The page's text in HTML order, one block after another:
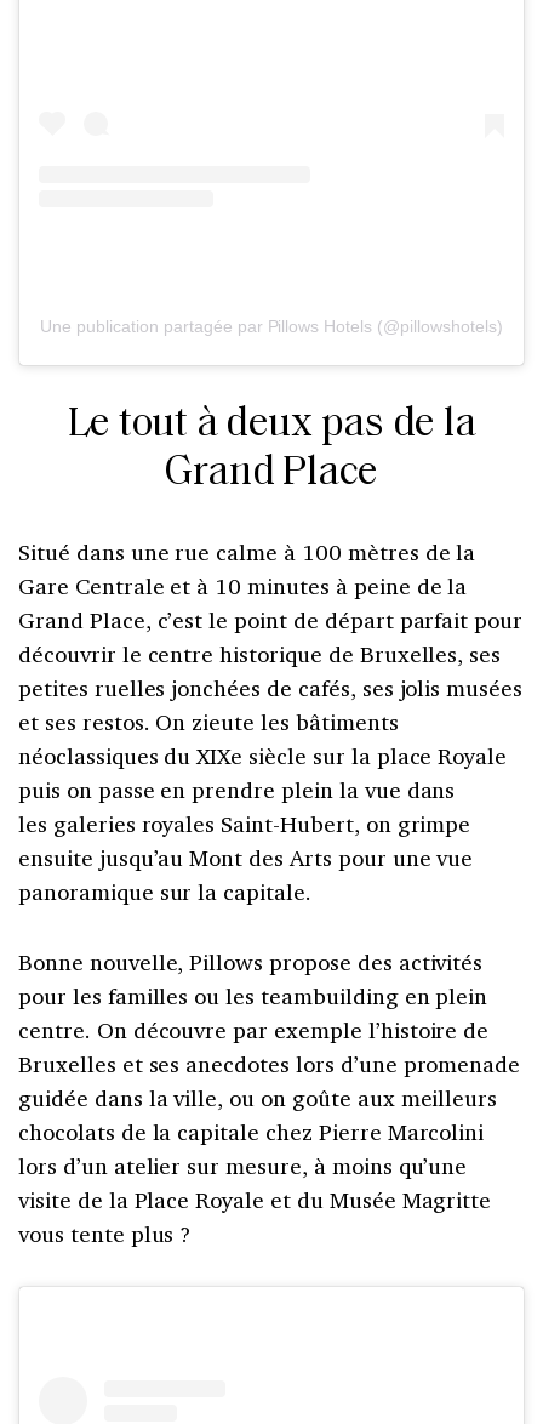
Une publication partagée par Pillows Hotels (@pillowshotels)
Le tout à deux pas de la
Grand Place
Situé dans une rue calme à 100 mètres de la
Gare Centrale et à 10 minutes à peine de la
Grand Place, c’est le point de départ parfait pour
découvrir le centre historique de Bruxelles, ses
petites ruelles jonchées de cafés, ses jolis musées
et ses restos. On zieute les bâtiments
néoclassiques du XIXe siècle sur la place Royale
puis on passe en prendre plein la vue dans
les galeries royales Saint-Hubert, on grimpe
ensuite jusqu’au Mont des Arts pour une vue
panoramique sur la capitale.
Bonne nouvelle, Pillows propose des activités
pour les familles ou les teambuilding en plein
centre. On découvre par exemple l’histoire de
Bruxelles et ses anecdotes lors d’une promenade
guidée dans la ville, ou on goûte aux meilleurs
chocolats de la capitale chez Pierre Marcolini
lors d’un atelier sur mesure, à moins qu’une
visite de la Place Royale et du Musée Magritte
vous tente plus ?